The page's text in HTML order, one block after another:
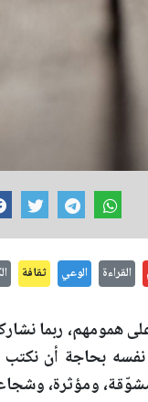
القراءة الوعي ثقافة
همومهم، ربما
بحاجة أن
ومؤثرة،